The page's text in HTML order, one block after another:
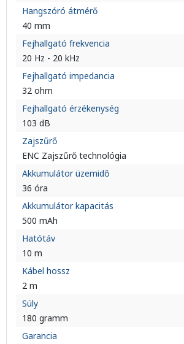
Hangszóró átmérő
40 mm
Fejhallgató frekvencia
20 Hz - 20 kHz
Fejhallgató impedancia
32 ohm
Fejhallgató érzékenység
103 dB
Zajszűrő
ENC Zajszűrő technológia
Akkumulátor üzemidő
36 óra
Akkumulátor kapacitás
500 mAh
Hatótáv
10 m
Kábel hossz
2 m
Súly
180 gramm
Garancia